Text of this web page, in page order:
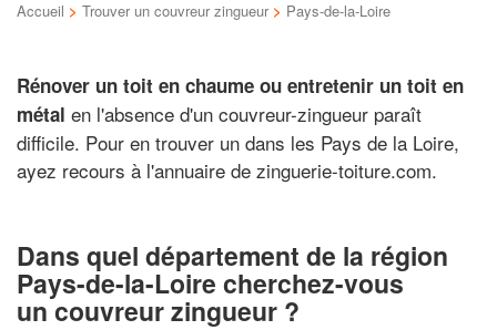
Accueil > Trouver un couvreur zingueur > Pays-de-la-Loire
Rénover un toit en chaume ou entretenir un toit en
métal en l'absence d'un couvreur-zingueur paraît
difficile. Pour en trouver un dans les Pays de la Loire,
ayez recours à l'annuaire de zinguerie-toiture.com.
Dans quel département de la région
Pays-de-la-Loire cherchez-vous
un couvreur zingueur ?